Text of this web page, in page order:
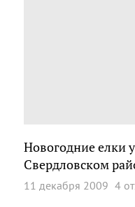
Новогодние елки
Свердловском
11 декабря 2009 4